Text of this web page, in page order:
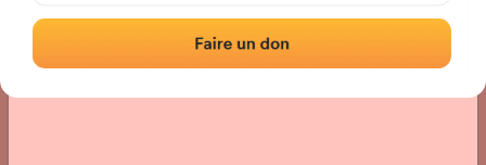
Photos Commentaires et avis